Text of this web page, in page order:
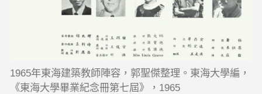
1965年東海建築教師陣容，郭聖傑整理。東海大學編，
《東海大學畢業紀念冊第七屆》，1965